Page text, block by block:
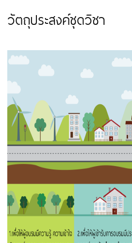
วัตถุประสงค์ชุดวิชา